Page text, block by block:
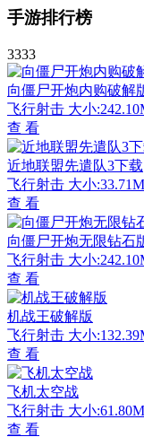
手游排行榜
3333
向僵尸开炮内购破解
飞行射击 大小
查 看
近地联盟先遣队3下载
飞行射击 大小
查 看
向僵尸开炮无限钻石
飞行射击 大小
查 看
机战王破解版
飞行射击 大小
查 看
飞机太空战
飞行射击 大小
查 看